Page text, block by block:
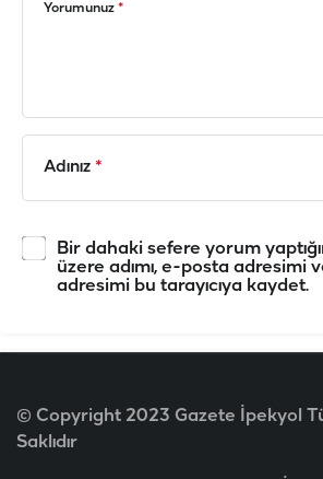
Yorumunuz *
Adınız *
Bir dahaki sefere yorum
üzere adımı, e-posta adresimi
adresimi bu tarayıcıya kaydet.
© Copyright 2023 Gazete İpekyol
Saklıdır